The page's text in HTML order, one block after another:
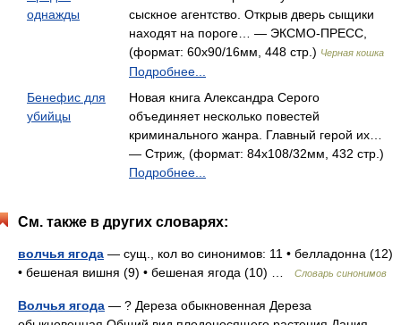
однажды
сыскное агентство. Открыв дверь сыщики
находят на пороге… — ЭКСМО-ПРЕСС,
(формат: 60x90/16мм, 448 стр.) Черная кошка
Подробнее...
Бенефис для
убийцы
Новая книга Александра Серого
объединяет несколько повестей
криминального жанра. Главный герой их…
— Стриж, (формат: 84x108/32мм, 432 стр.)
Подробнее...
См. также в других словарях:
волчья ягода — сущ., кол во синонимов: 11 • белладонна (12)
• бешеная вишня (9) • бешеная ягода (10) …
Словарь синонимов
Волчья ягода — ? Дереза обыкновенная Дереза